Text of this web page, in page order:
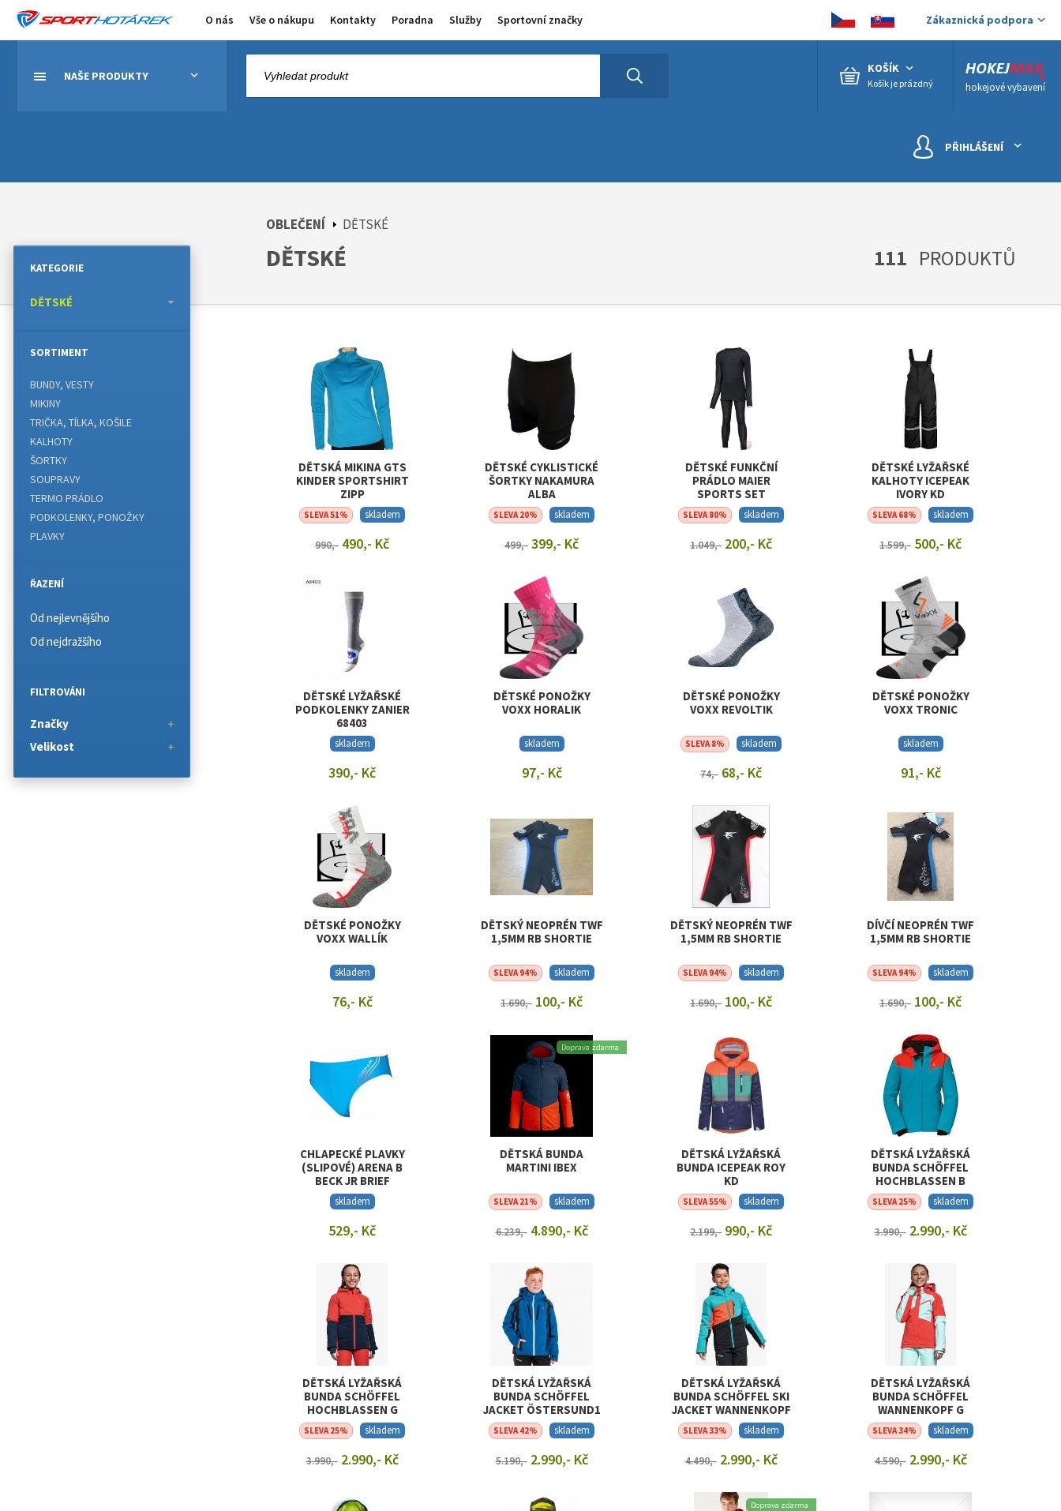
O nás Vše o nákupu Kontakty Poradna Služby Sportovní značky Zákaznická podpora
NAŠE PRODUKTY
hokejové vybavení
KOŠÍK
Košík je prázdný
PŘIHLÁŠENÍ
OBLEČENÍ DĚTSKÉ
DĚTSKÉ 111 PRODUKTŮ
DĚTSKÁ MIKINA GTS
KINDER SPORTSHIRT
ZIPP
SLEVA 51% skladem
990,- 490,- Kč
DĚTSKÉ CYKLISTICKÉ
ŠORTKY NAKAMURA
ALBA
SLEVA 20% skladem
499,- 399,- Kč
DĚTSKÉ FUNKČNÍ
PRÁDLO MAIER
SPORTS SET
SLEVA 80% skladem
1.049,- 200,- Kč
DĚTSKÉ LYŽAŘSKÉ
KALHOTY ICEPEAK
IVORY KD
SLEVA 68% skladem
1.599,- 500,- Kč
DĚTSKÉ LYŽAŘSKÉ
PODKOLENKY ZANIER
68403
skladem
390,- Kč
DĚTSKÉ PONOŽKY
VOXX HORALIK
skladem
97,- Kč
DĚTSKÉ PONOŽKY
VOXX REVOLTIK
SLEVA 8% skladem
74,- 68,- Kč
DĚTSKÉ PONOŽKY
VOXX TRONIC
skladem
91,- Kč
DĚTSKÉ PONOŽKY
VOXX WALLÍK
skladem
76,- Kč
DĚTSKÝ NEOPRÉN TWF
1,5MM RB SHORTIE
SLEVA 94% skladem
1.690,- 100,- Kč
DĚTSKÝ NEOPRÉN TWF
1,5MM RB SHORTIE
SLEVA 94% skladem
1.690,- 100,- Kč
DÍVČÍ NEOPRÉN TWF
1,5MM RB SHORTIE
SLEVA 94% skladem
1.690,- 100,- Kč
CHLAPECKÉ PLAVKY
(SLIPOVÉ) ARENA B
BECK JR BRIEF
skladem
529,- Kč
Doprava zdarma
DĚTSKÁ BUNDA
MARTINI IBEX
SLEVA 21% skladem
6.239,-4.890,- Kč
DĚTSKÁ LYŽAŘSKÁ
BUNDA ICEPEAK ROY
KD
SLEVA 55% skladem
2.199,- 990,- Kč
DĚTSKÁ LYŽAŘSKÁ
BUNDA SCHÖFFEL
HOCHBLASSEN B
SLEVA 25% skladem
3.990,-2.990,- Kč
DĚTSKÁ LYŽAŘSKÁ
BUNDA SCHÖFFEL
HOCHBLASSEN G
SLEVA 25% skladem
3.990,-2.990,- Kč
DĚTSKÁ LYŽAŘSKÁ
BUNDA SCHÖFFEL
JACKET ÖSTERSUND1
SLEVA 42% skladem
5.190,-2.990,- Kč
DĚTSKÁ LYŽAŘSKÁ
BUNDA SCHÖFFEL SKI
JACKET WANNENKOPF
B
SLEVA 33% skladem
4.490,-2.990,- Kč
DĚTSKÁ LYŽAŘSKÁ
BUNDA SCHÖFFEL
WANNENKOPF G
SLEVA 34% skladem
4.590,-2.990,- Kč
Doprava zdarma
KATEGORIE
DĚTSKÉ
SORTIMENT
BUNDY, VESTY
MIKINY
TRIČKA, TÍLKA, KOŠILE
KALHOTY
ŠORTKY
SOUPRAVY
TERMO PRÁDLO
PODKOLENKY, PONOŽKY
PLAVKY
ŘAZENÍ
Od nejlevnějšího
Od nejdražšího
FILTROVÁNI
Značky
Velikost